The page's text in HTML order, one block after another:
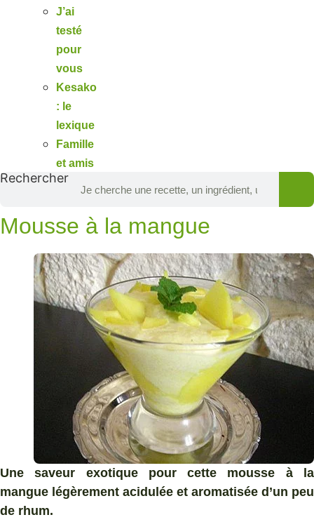
J’ai
testé
pour
vous
Kesako
: le
lexique
Famille
et amis
Rechercher
Mousse à la mangue
Une saveur exotique pour cette mousse à la
mangue légèrement acidulée et aromatisée d’un peu
de rhum.